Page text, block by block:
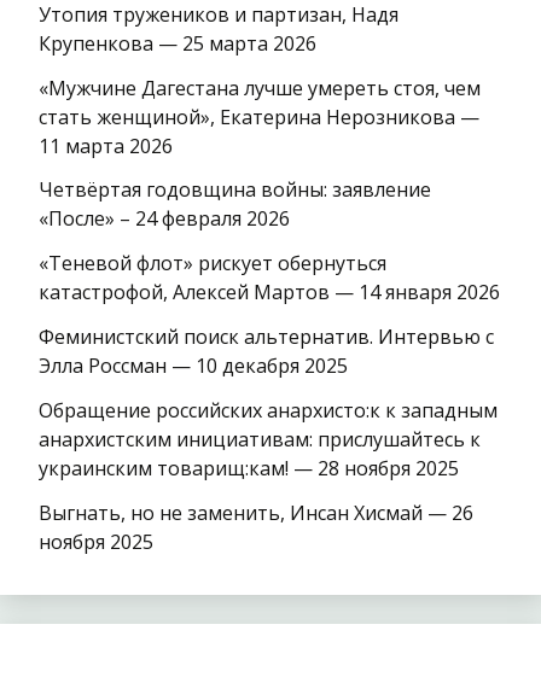
Утопия тружеников и партизан, Надя
Крупенкова — 25 марта 2026
«Мужчине Дагестана лучше умереть стоя, чем
стать женщиной», Екатерина Нерозникова —
11 марта 2026
Четвёртая годовщина войны: заявление
«После» – 24 февраля 2026
«Теневой флот» рискует обернуться
катастрофой, Алексей Мартов — 14 января 2026
Феминистский поиск альтернатив. Интервью с
Элла Россман — 10 декабря 2025
Обращение российских анархисто:к к западным
анархистским инициативам: прислушайтесь к
украинским товарищ:кам! — 28 ноября 2025
Выгнать, но не заменить, Инсан Хисмай — 26
ноября 2025